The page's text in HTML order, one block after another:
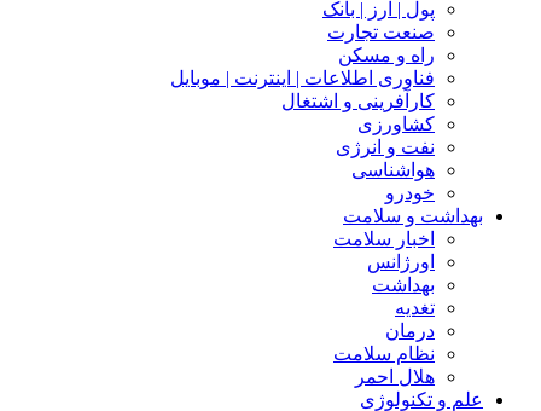
پول | ارز | بانک
صنعت تجارت
راه و مسکن
فناوری اطلاعات | اینترنت | موبایل
کارآفرینی و اشتغال
کشاورزی
نفت و انرژی
هواشناسی
خودرو
بهداشت و سلامت
اخبار سلامت
اورژانس
بهداشت
تغدیه
درمان
نظام سلامت
هلال احمر
علم و تکنولوژی